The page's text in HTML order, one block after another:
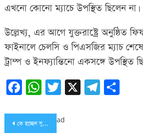
এখনো কোনো ম্যাচে উপস্থিত ছিলেন না।
উল্লেখ্য, এর আগে যুক্তরাষ্ট্রে অনুষ্ঠিত
ফাইনালে চেলসি ও পিএসজির ম্যাচ শেষে
ট্রাম্প ও ইনফ্যান্তিনো একসঙ্গে উপস্থিত
Facebook
WhatsApp
Twitter
X
Post
কে হচ্ছেন যুক্তরাজ্যের নতুন প্রধানমন্ত্রী ad